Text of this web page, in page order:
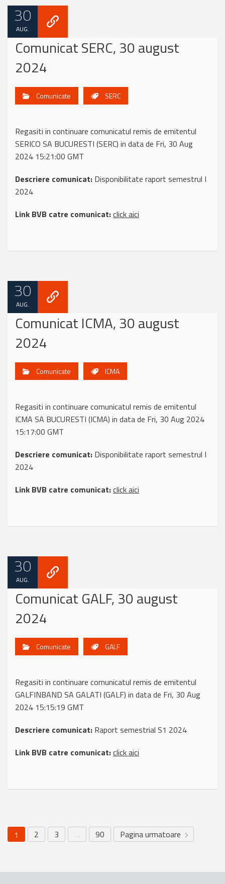
30
AUG.
Comunicat SERC, 30 august
2024
Comunicate SERC
Regasiti in continuare comunicatul remis de emitentul
SERICO SA BUCURESTI (SERC) in data de Fri, 30 Aug
2024 15:21:00 GMT
Descriere comunicat: Disponibilitate raport semestrul I
2024
Link BVB catre comunicat:click aici
30
AUG.
Comunicat ICMA, 30 august
2024
Comunicate ICMA
Regasiti in continuare comunicatul remis de emitentul
ICMA SA BUCURESTI (ICMA) in data de Fri, 30 Aug 2024
15:17:00 GMT
Descriere comunicat: Disponibilitate raport semestrul I
2024
Link BVB catre comunicat:click aici
30
AUG.
Comunicat GALF, 30 august
2024
Comunicate GALF
Regasiti in continuare comunicatul remis de emitentul
GALFINBAND SA GALATI (GALF) in data de Fri, 30 Aug
2024 15:15:19 GMT
Descriere comunicat: Raport semestrial S1 2024
Link BVB catre comunicat:click aici
1 2 3 … 90 Pagina urmatoare